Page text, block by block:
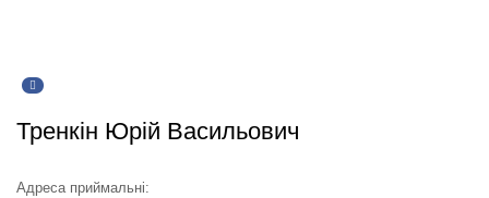
Тренкін Юрій Васильович
Адреса приймальні: